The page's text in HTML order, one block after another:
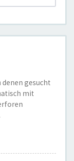
denen gesucht
mit